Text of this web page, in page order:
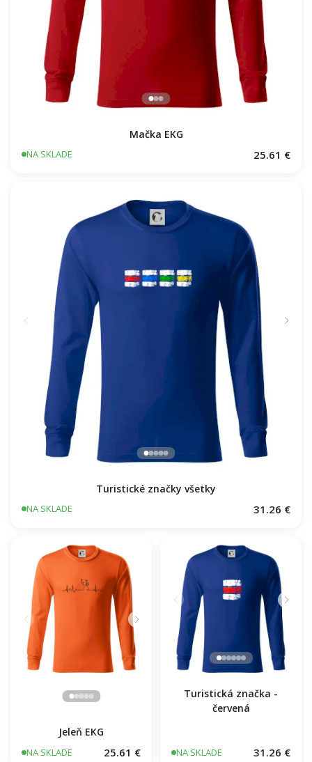
Mačka EKG
NA SKLADE 25.61 €
Turistické značky všetky
NA SKLADE 31.26 €
Jeleň EKG
NA SKLADE 25.61 €
Turistická značka -
červená
NA SKLADE 31.26 €